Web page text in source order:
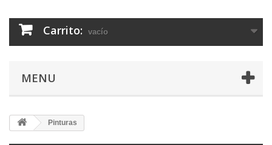
Carrito: vacío
MENU
Pinturas